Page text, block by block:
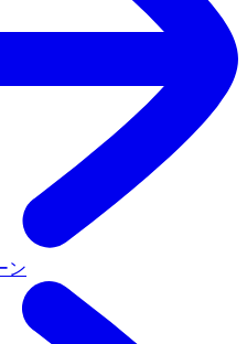
ン